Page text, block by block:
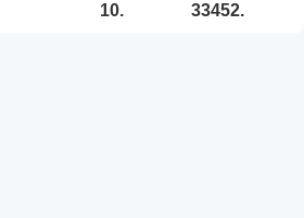
10. 33452.